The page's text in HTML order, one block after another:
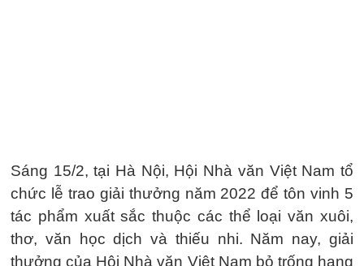
Sáng 15/2, tại Hà Nội, Hội Nhà văn Việt Nam tổ
chức lễ trao giải thưởng năm 2022 để tôn vinh 5
tác phẩm xuất sắc thuộc các thể loại văn xuôi,
thơ, văn học dịch và thiếu nhi. Năm nay, giải
thưởng của Hội Nhà văn Việt Nam bỏ trống hạng